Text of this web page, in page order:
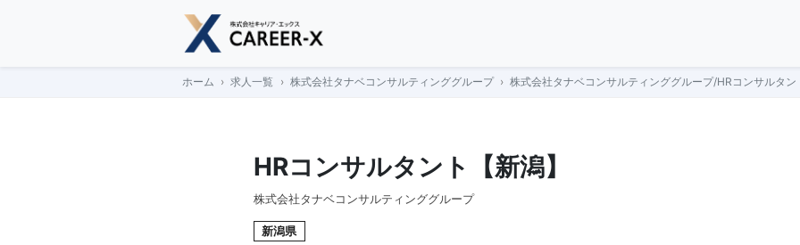
ホーム 求人一覧 株式会社タナベコンサルティンググループ 株式会社タナベコンサルティンググループ/HRコンサルタ
HRコンサルタント【新潟】
株式会社タナベコンサルティンググループ
新潟県